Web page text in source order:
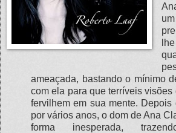
ameaçada, bastando o mínimo
com ela para que terríveis visões
fervilhem em sua mente. Depois
por vários anos, o dom de Ana
forma inesperada,